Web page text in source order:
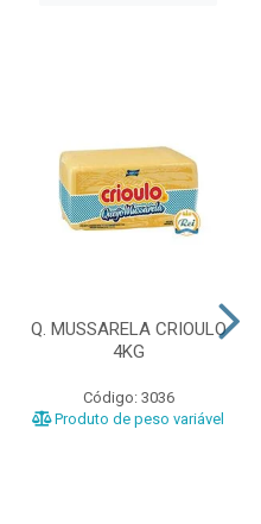
Q. MUSSARELA CRIOULO
4KG
Código: 3036
Produto de peso variável